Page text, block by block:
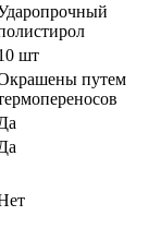
шт
путем